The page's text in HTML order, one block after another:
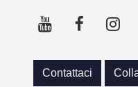
Contattaci